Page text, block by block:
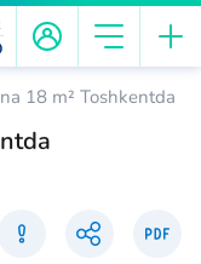
18 m² Toshkentda